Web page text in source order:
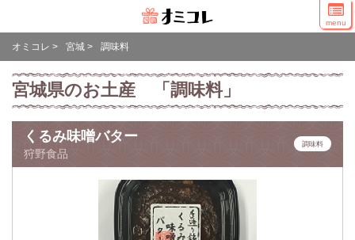
menu
オミコレ > 宮城 > 調味料
宮城県のお土産 「調味料」
くるみ味噌バター
狩野食品
調味料